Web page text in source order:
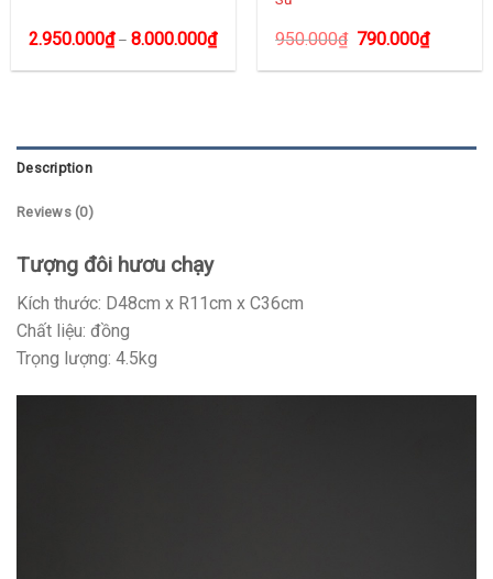
2.950.000₫– 8.000.000₫ 950.000₫ 790.000₫
Description
Reviews (0)
Tượng đôi hươu chạy
Kích thước: D48cm x R11cm x C36cm
Chất liệu: đồng
Trọng lượng: 4.5kg